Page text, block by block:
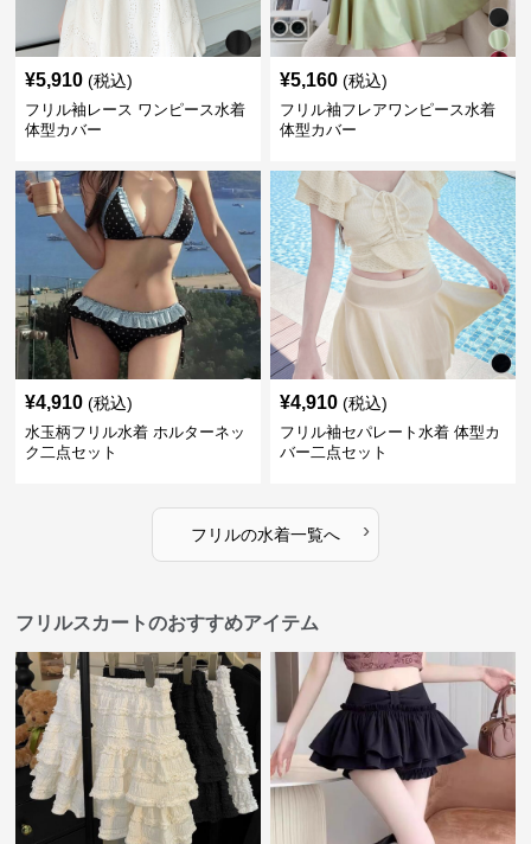
¥5,910 (税込)
フリル袖レース ワンピース水着
体型カバー
¥5,160 (税込)
フリル袖フレアワンピース水着
体型カバー
¥4,910 (税込)
水玉柄フリル水着 ホルターネッ
ク二点セット
¥4,910 (税込)
フリル袖セパレート水着 体型カ
バー二点セット
フリルの水着一覧へ ›
フリルスカートのおすすめアイテム